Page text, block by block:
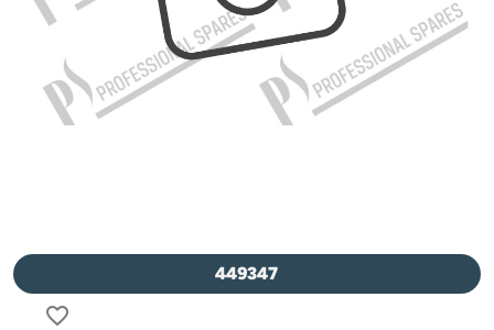
449347
favorite_border